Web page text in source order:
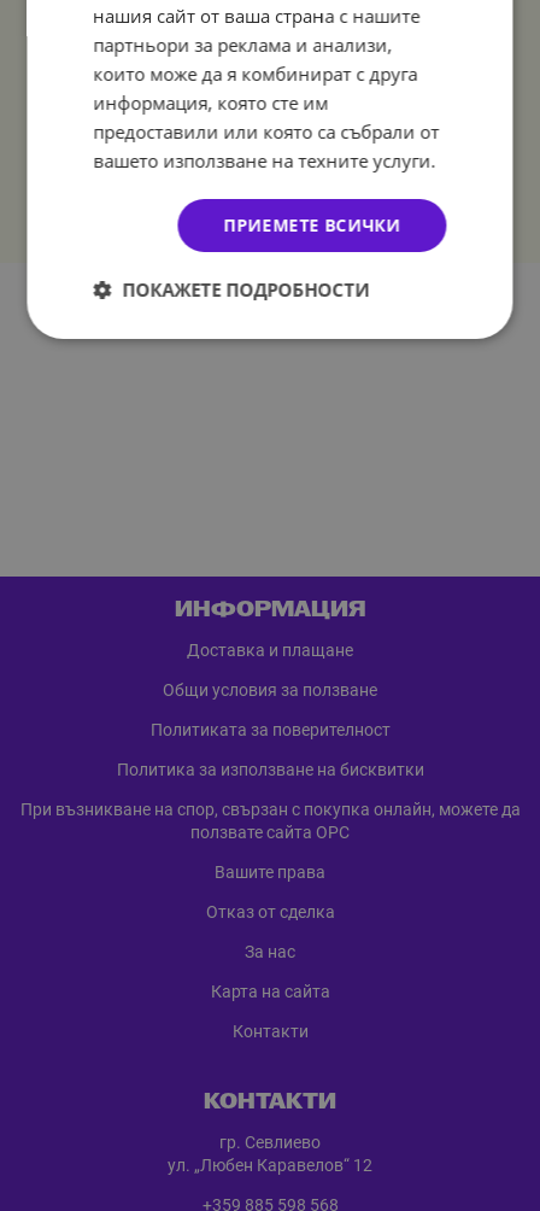
ИНФОРМАЦИЯ
Доставка и плащане
Общи условия за ползване
Политиката за поверителност
Политика за използване на бисквитки
При възникване на спор, свързан с покупка онлайн, можете да
ползвате сайта ОРС
Вашите права
Отказ от сделка
За нас
Карта на сайта
Контакти
КОНТАКТИ
гр. Севлиево
ул. „Любен Каравелов“ 12
+359 885 598 568
нашия сайт от ваша страна с нашите
партньори за реклама и анализи,
които може да я комбинират с друга
информация, която сте им
предоставили или която са събрали от
вашето използване на техните услуги.
ПРИЕМЕТЕ ВСИЧКИ
ПОКАЖЕТЕ ПОДРОБНОСТИ